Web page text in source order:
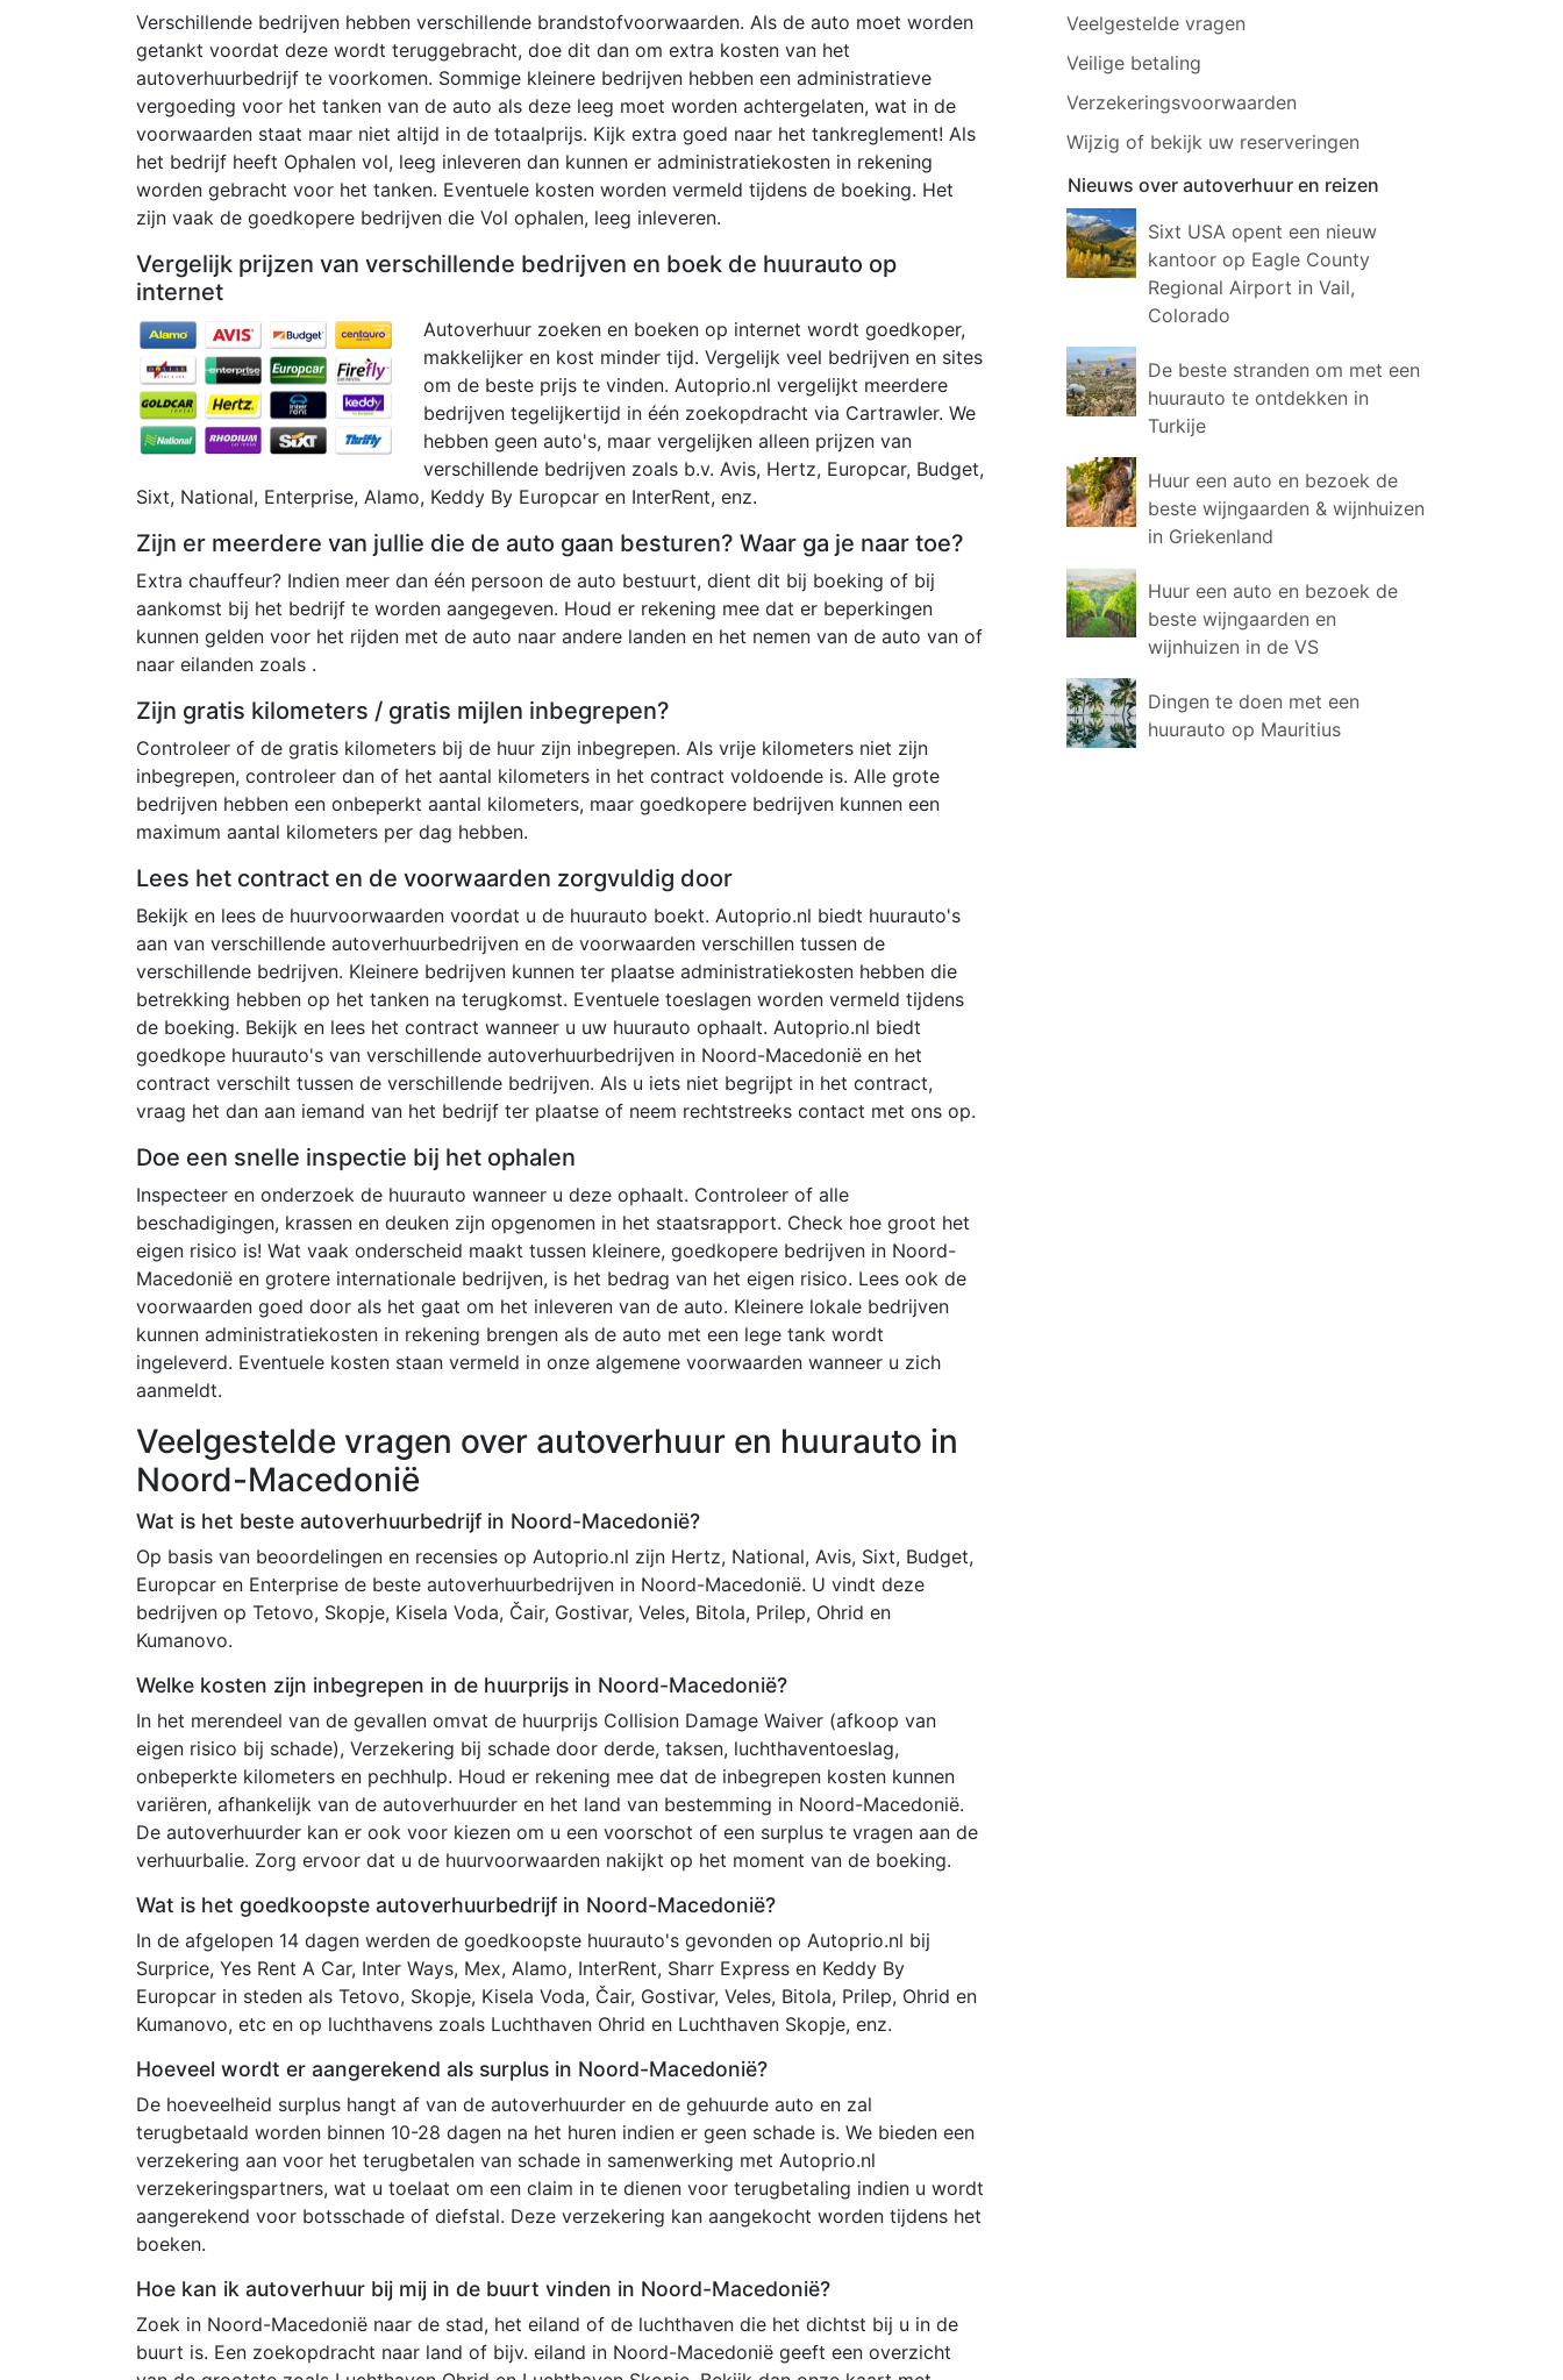
Verschillende bedrijven hebben verschillende brandstofvoorwaarden. Als de auto moet worden
getankt voordat deze wordt teruggebracht, doe dit dan om extra kosten van het
autoverhuurbedrijf te voorkomen. Sommige kleinere bedrijven hebben een administratieve
vergoeding voor het tanken van de auto als deze leeg moet worden achtergelaten, wat in de
voorwaarden staat maar niet altijd in de totaalprijs. Kijk extra goed naar het tankreglement! Als
het bedrijf heeft Ophalen vol, leeg inleveren dan kunnen er administratiekosten in rekening
worden gebracht voor het tanken. Eventuele kosten worden vermeld tijdens de boeking. Het
zijn vaak de goedkopere bedrijven die Vol ophalen, leeg inleveren.
Vergelijk prijzen van verschillende bedrijven en boek de huurauto op
internet
Autoverhuur zoeken en boeken op internet wordt goedkoper,
makkelijker en kost minder tijd. Vergelijk veel bedrijven en sites
om de beste prijs te vinden. Autoprio.nl vergelijkt meerdere
bedrijven tegelijkertijd in één zoekopdracht via Cartrawler. We
hebben geen auto's, maar vergelijken alleen prijzen van
verschillende bedrijven zoals b.v. Avis, Hertz, Europcar, Budget,
Sixt, National, Enterprise, Alamo, Keddy By Europcar en InterRent, enz.
Zijn er meerdere van jullie die de auto gaan besturen? Waar ga je naar toe?
Extra chauffeur? Indien meer dan één persoon de auto bestuurt, dient dit bij boeking of bij
aankomst bij het bedrijf te worden aangegeven. Houd er rekening mee dat er beperkingen
kunnen gelden voor het rijden met de auto naar andere landen en het nemen van de auto van of
naar eilanden zoals .
Zijn gratis kilometers / gratis mijlen inbegrepen?
Controleer of de gratis kilometers bij de huur zijn inbegrepen. Als vrije kilometers niet zijn
inbegrepen, controleer dan of het aantal kilometers in het contract voldoende is. Alle grote
bedrijven hebben een onbeperkt aantal kilometers, maar goedkopere bedrijven kunnen een
maximum aantal kilometers per dag hebben.
Lees het contract en de voorwaarden zorgvuldig door
Bekijk en lees de huurvoorwaarden voordat u de huurauto boekt. Autoprio.nl biedt huurauto's
aan van verschillende autoverhuurbedrijven en de voorwaarden verschillen tussen de
verschillende bedrijven. Kleinere bedrijven kunnen ter plaatse administratiekosten hebben die
betrekking hebben op het tanken na terugkomst. Eventuele toeslagen worden vermeld tijdens
de boeking. Bekijk en lees het contract wanneer u uw huurauto ophaalt. Autoprio.nl biedt
goedkope huurauto's van verschillende autoverhuurbedrijven in Noord-Macedonië en het
contract verschilt tussen de verschillende bedrijven. Als u iets niet begrijpt in het contract,
vraag het dan aan iemand van het bedrijf ter plaatse of neem rechtstreeks contact met ons op.
Doe een snelle inspectie bij het ophalen
Inspecteer en onderzoek de huurauto wanneer u deze ophaalt. Controleer of alle
beschadigingen, krassen en deuken zijn opgenomen in het staatsrapport. Check hoe groot het
eigen risico is! Wat vaak onderscheid maakt tussen kleinere, goedkopere bedrijven in Noord-
Macedonië en grotere internationale bedrijven, is het bedrag van het eigen risico. Lees ook de
voorwaarden goed door als het gaat om het inleveren van de auto. Kleinere lokale bedrijven
kunnen administratiekosten in rekening brengen als de auto met een lege tank wordt
ingeleverd. Eventuele kosten staan ​​vermeld in onze algemene voorwaarden wanneer u zich
aanmeldt.
Veelgestelde vragen over autoverhuur en huurauto in
Noord-Macedonië
Wat is het beste autoverhuurbedrijf in Noord-Macedonië?
Op basis van beoordelingen en recensies op Autoprio.nl zijn Hertz, National, Avis, Sixt, Budget,
Europcar en Enterprise de beste autoverhuurbedrijven in Noord-Macedonië. U vindt deze
bedrijven op Tetovo, Skopje, Kisela Voda, Čair, Gostivar, Veles, Bitola, Prilep, Ohrid en
Kumanovo.
Welke kosten zijn inbegrepen in de huurprijs in Noord-Macedonië?
In het merendeel van de gevallen omvat de huurprijs Collision Damage Waiver (afkoop van
eigen risico bij schade), Verzekering bij schade door derde, taksen, luchthaventoeslag,
onbeperkte kilometers en pechhulp. Houd er rekening mee dat de inbegrepen kosten kunnen
variëren, afhankelijk van de autoverhuurder en het land van bestemming in Noord-Macedonië.
De autoverhuurder kan er ook voor kiezen om u een voorschot of een surplus te vragen aan de
verhuurbalie. Zorg ervoor dat u de huurvoorwaarden nakijkt op het moment van de boeking.
Wat is het goedkoopste autoverhuurbedrijf in Noord-Macedonië?
In de afgelopen 14 dagen werden de goedkoopste huurauto's gevonden op Autoprio.nl bij
Surprice, Yes Rent A Car, Inter Ways, Mex, Alamo, InterRent, Sharr Express en Keddy By
Europcar in steden als Tetovo, Skopje, Kisela Voda, Čair, Gostivar, Veles, Bitola, Prilep, Ohrid en
Kumanovo, etc en op luchthavens zoals Luchthaven Ohrid en Luchthaven Skopje, enz.
Hoeveel wordt er aangerekend als surplus in Noord-Macedonië?
De hoeveelheid surplus hangt af van de autoverhuurder en de gehuurde auto en zal
terugbetaald worden binnen 10-28 dagen na het huren indien er geen schade is. We bieden een
verzekering aan voor het terugbetalen van schade in samenwerking met Autoprio.nl
verzekeringspartners, wat u toelaat om een claim in te dienen voor terugbetaling indien u wordt
aangerekend voor botsschade of diefstal. Deze verzekering kan aangekocht worden tijdens het
boeken.
Hoe kan ik autoverhuur bij mij in de buurt vinden in Noord-Macedonië?
Zoek in Noord-Macedonië naar de stad, het eiland of de luchthaven die het dichtst bij u in de
buurt is. Een zoekopdracht naar land of bijv. eiland in Noord-Macedonië geeft een overzicht
Veelgestelde vragen
Veilige betaling
Verzekeringsvoorwaarden
Wijzig of bekijk uw reserveringen
Nieuws over autoverhuur en reizen
Sixt USA opent een nieuw
kantoor op Eagle County
Regional Airport in Vail,
Colorado
De beste stranden om met een
huurauto te ontdekken in
Turkije
Huur een auto en bezoek de
beste wijngaarden & wijnhuizen
in Griekenland
Huur een auto en bezoek de
beste wijngaarden en
wijnhuizen in de VS
Dingen te doen met een
huurauto op Mauritius